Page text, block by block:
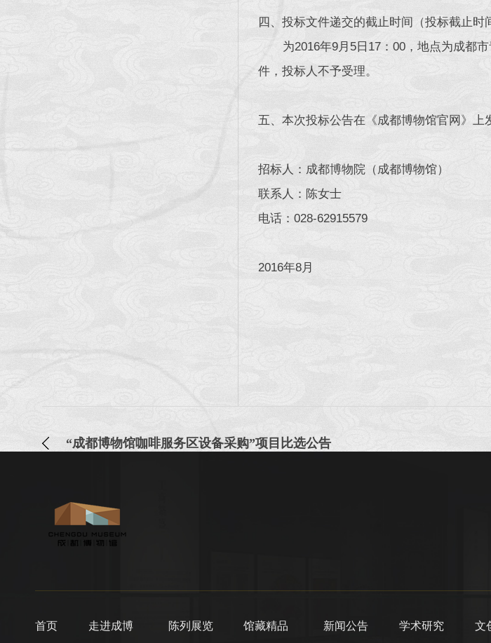
四、投标文件递交的截止时间（投标截止时
为2016年9月5日17：00，地点为成都市
件，投标人不予受理。
五、本次投标公告在《成都博物馆官网》上
招标人：成都博物院（成都博物馆）
联系人：陈女士
电话：028-62915579
2016年8月
“成都博物馆咖啡服务区设备采购”项目比选公告
首页 走进成博 陈列展览 馆藏精品 新闻公告 学术研究 文